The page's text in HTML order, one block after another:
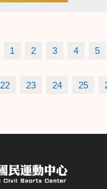
1 2 3 4 5
22 23 24 25